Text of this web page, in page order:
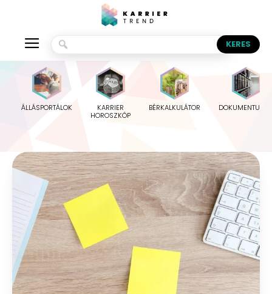
ÁLLÁSPORTÁLOK
KARRIER
HOROSZKÓP
BÉRKALKULÁTOR